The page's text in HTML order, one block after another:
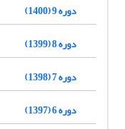
دوره 9 (1400)
دوره 8 (1399)
دوره 7 (1398)
دوره 6 (1397)